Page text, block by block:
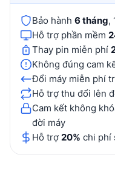
Bảo hành 6 tháng,
Hỗ trợ phần mềm
Thay pin miễn phí
Không đúng cam
Đổi máy miễn phí
Hỗ trợ thu đổi lên
Cam kết không
đời máy
Hỗ trợ 20% chi phí